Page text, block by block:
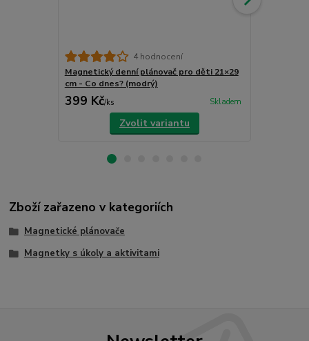
4 hodnocení
Magnetický denní plánovač pro děti 21×29
cm - Co dnes? (modrý)
399 Kč/ks Skladem
Zvolit variantu
Zboží zařazeno v kategoriích
Magnetické plánovače
Magnetky s úkoly a aktivitami